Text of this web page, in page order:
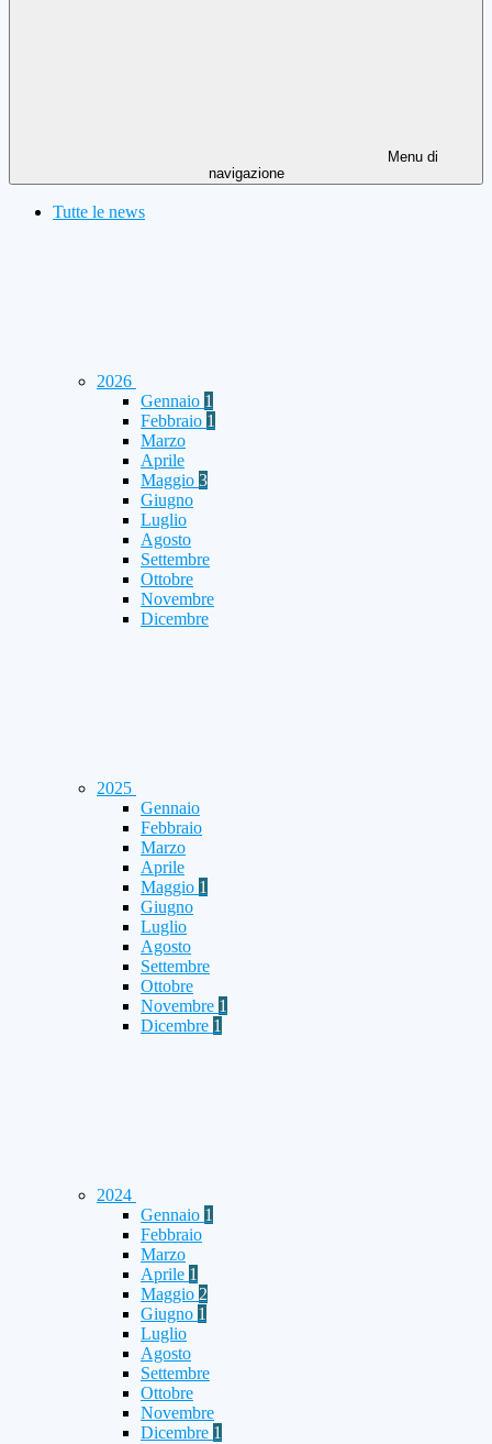
Menu di
navigazione
Tutte le news
2026
Gennaio 1
Febbraio 1
Marzo
Aprile
Maggio 3
Giugno
Luglio
Agosto
Settembre
Ottobre
Novembre
Dicembre
2025
Gennaio
Febbraio
Marzo
Aprile
Maggio 1
Giugno
Luglio
Agosto
Settembre
Ottobre
Novembre 1
Dicembre 1
2024
Gennaio 1
Febbraio
Marzo
Aprile 1
Maggio 2
Giugno 1
Luglio
Agosto
Settembre
Ottobre
Novembre
Dicembre 1